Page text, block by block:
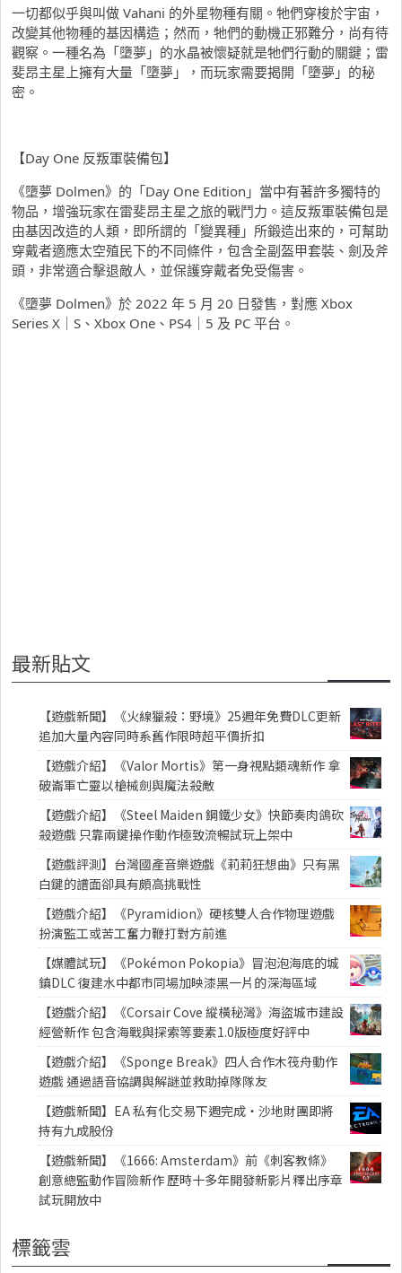
一切都似乎與叫做 Vahani 的外星物種有關。牠們穿梭於宇宙，
改變其他物種的基因構造；然而，牠們的動機正邪難分，尚有待
觀察。一種名為「墮夢」的水晶被懷疑就是牠們行動的關鍵；雷
斐昂主星上擁有大量「墮夢」，而玩家需要揭開「墮夢」的秘
密。
【Day One 反叛軍裝備包】
《墮夢 Dolmen》的「Day One Edition」當中有著許多獨特的
物品，增強玩家在雷斐昂主星之旅的戰鬥力。這反叛軍裝備包是
由基因改造的人類，即所謂的「變異種」所鍛造出來的，可幫助
穿戴者適應太空殖民下的不同條件，包含全副盔甲套裝、劍及斧
頭，非常適合擊退敵人，並保護穿戴者免受傷害。
《墮夢 Dolmen》於 2022 年 5 月 20 日發售，對應 Xbox
Series X｜S、Xbox One、PS4｜5 及 PC 平台。
最新貼文
【遊戲新聞】《火線獵殺：野境》25週年免費DLC更新
追加大量內容同時系舊作限時超平價折扣
【遊戲介紹】《Valor Mortis》第一身視點類魂新作 拿
破崙軍亡靈以槍械劍與魔法殺敵
【遊戲介紹】《Steel Maiden 鋼鐵少女》快節奏肉鴿砍
殺遊戲 只靠兩鍵操作動作極致流暢試玩上架中
【遊戲評測】台灣國產音樂遊戲《莉莉狂想曲》只有黑
白鍵的譜面卻具有頗高挑戰性
【遊戲介紹】《Pyramidion》硬核雙人合作物理遊戲
扮演監工或苦工奮力鞭打對方前進
【媒體試玩】《Pokémon Pokopia》冒泡泡海底的城
鎮DLC 復建水中都市同場加映漆黑一片的深海區域
【遊戲介紹】《Corsair Cove 縱橫秘灣》海盜城市建設
經營新作 包含海戰與探索等要素1.0版極度好評中
【遊戲介紹】《Sponge Break》四人合作木筏舟動作
遊戲 通過語音協調與解謎並救助掉隊隊友
【遊戲新聞】EA 私有化交易下週完成・沙地財團即將
持有九成股份
【遊戲新聞】《1666: Amsterdam》前《刺客教條》
創意總監動作冒險新作 歷時十多年開發新影片釋出序章
試玩開放中
標籤雲